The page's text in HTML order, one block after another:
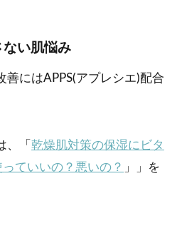
い肌悩み
にはAPPS(アプレシエ)配合
、「 乾燥肌対策の保湿にビタ
ていいの？悪いの？ 」」を